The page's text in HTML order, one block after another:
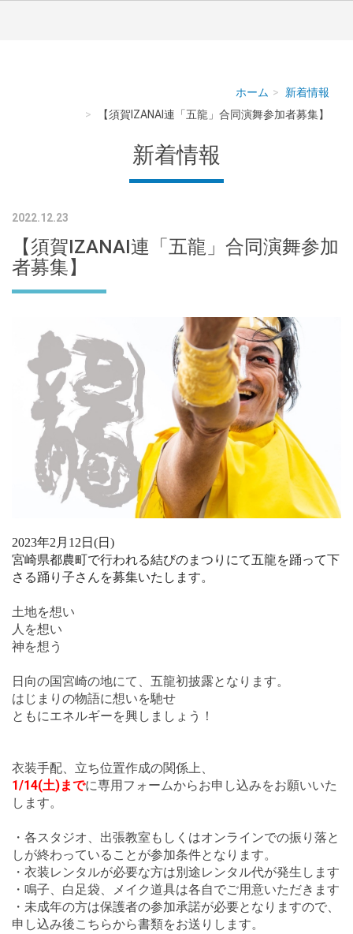
ホーム
新着情報
【須賀IZANAI連「五龍」合同演舞参加者募集】
新着情報
2022.12.23
【須賀IZANAI連「五龍」合同演舞参加
者募集】
2023年2月12日(日)
宮崎県都農町で行われる結びのまつりにて五龍を踊って下
さる踊り子さんを募集いたします。
土地を想い
人を想い
神を想う
日向の国宮崎の地にて、五龍初披露となります。
はじまりの物語に想いを馳せ
ともにエネルギーを興しましょう！
衣装手配、立ち位置作成の関係上、
1/14(土)までに専用フォームからお申し込みをお願いいた
します。
・各スタジオ、出張教室もしくはオンラインでの振り落と
しが終わっていることが参加条件となります。
・衣装レンタルが必要な方は別途レンタル代が発生します
・鳴子、白足袋、メイク道具は各自でご用意いただきます
・未成年の方は保護者の参加承諾が必要となりますので、
申し込み後こちらから書類をお送りします。